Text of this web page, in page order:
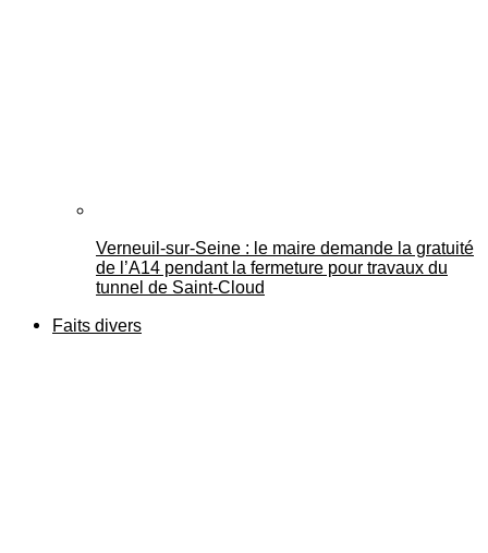
Verneuil-sur-Seine : le maire demande la gratuité
de l’A14 pendant la fermeture pour travaux du
tunnel de Saint-Cloud
Faits divers